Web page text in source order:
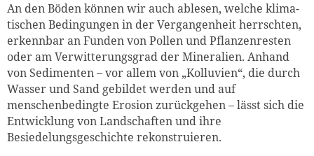
An den Böden können wir auch ablesen, welche kli­ma­
tischen Bedingungen in der Vergangenheit herrschten,
er­kennbar an Funden von Pollen und Pflanzenresten
oder am Verwitterungsgrad der Mineralien. Anhand
von Sedi­men­ten – vor allem von „Kolluvien“, die durch
Wasser und Sand gebildet werden und auf
menschenbedingte Ero­sion zurückgehen – lässt sich die
Entwicklung von Landschaften und ihre
Besiedelungsgeschichte rekonstruieren.